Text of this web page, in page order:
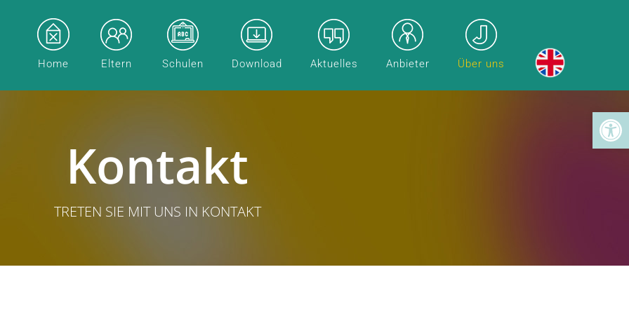
Home Eltern Schulen Download Aktuelles Anbieter Über uns
Kontakt
TRETEN SIE MIT UNS IN KONTAKT